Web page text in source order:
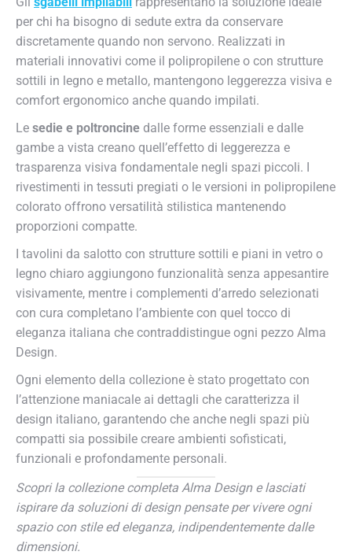
per chi ha bisogno di sedute extra da conservare
discretamente quando non servono. Realizzati in
materiali innovativi come il polipropilene o con strutture
sottili in legno e metallo, mantengono leggerezza visiva e
comfort ergonomico anche quando impilati.
Le sedie e poltroncine dalle forme essenziali e dalle
gambe a vista creano quell’effetto di leggerezza e
trasparenza visiva fondamentale negli spazi piccoli. I
rivestimenti in tessuti pregiati o le versioni in polipropilene
colorato offrono versatilità stilistica mantenendo
proporzioni compatte.
I tavolini da salotto con strutture sottili e piani in vetro o
legno chiaro aggiungono funzionalità senza appesantire
visivamente, mentre i complementi d’arredo selezionati
con cura completano l’ambiente con quel tocco di
eleganza italiana che contraddistingue ogni pezzo Alma
Design.
Ogni elemento della collezione è stato progettato con
l’attenzione maniacale ai dettagli che caratterizza il
design italiano, garantendo che anche negli spazi più
compatti sia possibile creare ambienti sofisticati,
funzionali e profondamente personali.
Scopri la collezione completa Alma Design e lasciati
ispirare da soluzioni di design pensate per vivere ogni
spazio con stile ed eleganza, indipendentemente dalle
dimensioni.